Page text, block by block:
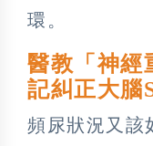
環。
醫教「神
記糾正大腦
頻尿狀況又該